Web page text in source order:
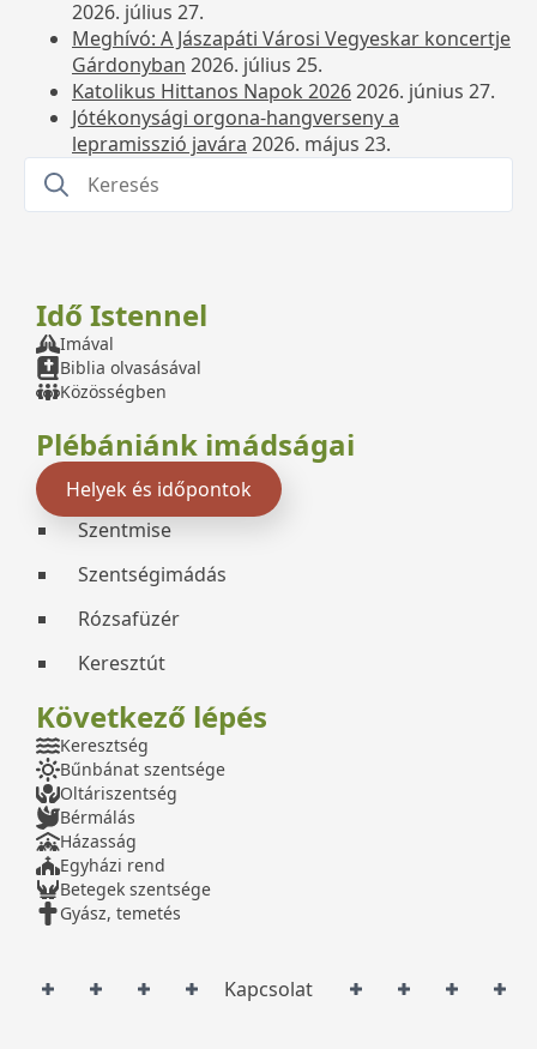
2026. július 27.
Meghívó: A Jászapáti Városi Vegyeskar koncertje
Gárdonyban 2026. július 25.
Katolikus Hittanos Napok 20262026. június 27.
Jótékonysági orgona-hangverseny a
lepramisszió javára 2026. május 23.
Search
Idő Istennel
Imával
Biblia olvasásával
Közösségben
Plébániánk imádságai
Helyek és időpontok
Szentmise
Szentségimádás
Rózsafüzér
Keresztút
Következő lépés
Keresztség
Bűnbánat szentsége
Oltáriszentség
Bérmálás
Házasság
Egyházi rend
Betegek szentsége
Gyász, temetés
Kapcsolat